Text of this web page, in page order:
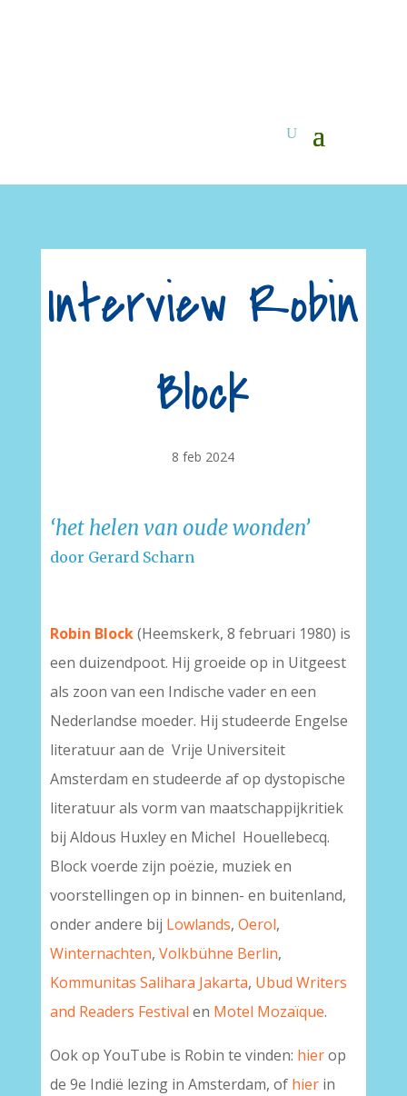
Interview Robin
Block
8 feb 2024
‘het helen van oude wonden’
door Gerard Scharn
Robin Block(Heemskerk, 8 februari 1980) is
een duizendpoot. Hij groeide op in Uitgeest
als zoon van een Indische vader en een
Nederlandse moeder. Hij studeerde Engelse
literatuur aan de Vrije Universiteit
Amsterdam en studeerde af op dystopische
literatuur als vorm van maatschappijkritiek
bij Aldous Huxley en Michel Houellebecq.
Block voerde zijn poëzie, muziek en
voorstellingen op in binnen- en buitenland,
onder andere bij Lowlands, Oerol,
Winternachten, Volkbühne Berlin,
Kommunitas Salihara Jakarta, Ubud Writers
and Readers Festival en Motel Mozaïque.
Ook op YouTube is Robin te vinden: hierop
de 9e Indië lezing in Amsterdam, of hierin